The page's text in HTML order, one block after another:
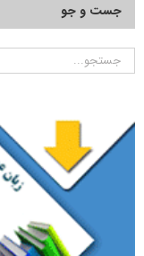
جست و جو
جستجو